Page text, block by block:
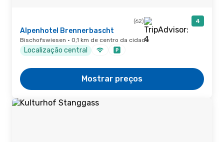
(62) 4
Alpenhotel Brennerbascht
Bischofswiesen · 0,1 km de centro da cidade
Localização central
Mostrar preços